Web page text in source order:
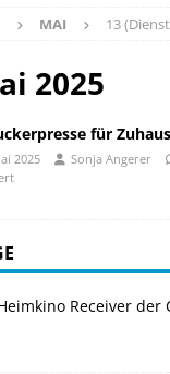
MAI 13
2025
für
2025 Sonja Angerer
Receiver der